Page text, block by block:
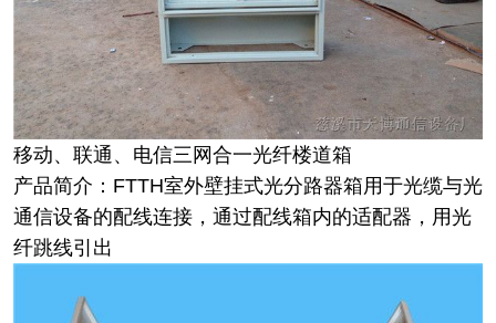
移动、联通、电信三网合一光纤楼道箱
产品简介：FTTH室外壁挂式光分路器箱用于光缆与光
通信设备的配线连接，通过配线箱内的适配器，用光
纤跳线引出